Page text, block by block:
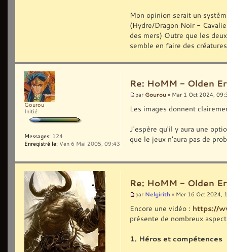
Mon opinion serait un
(Hydre/Dragon Noir -
des mers) Outre que les
semble en faire des
Re: HoMM - Olden
par Gourou » Mar 1 Oct 2024,
Les images donnent
J'espère qu'il y aura une
que le jeux n'aura pas de
Gourou
Initié
Messages: 124
Enregistré le: Ven 6 Mai 2005, 09:43
Re: HoMM - Olden
par Nelgirith » Mer 16 Oct 2024,
Encore une vidéo : https://
présente de nombreux
1. Héros et compétences